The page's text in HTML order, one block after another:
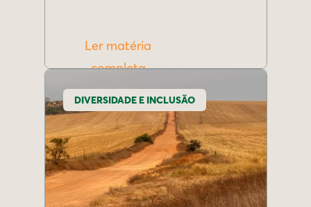
Ler matéria
completa
DIVERSIDADE E INCLUSÃO